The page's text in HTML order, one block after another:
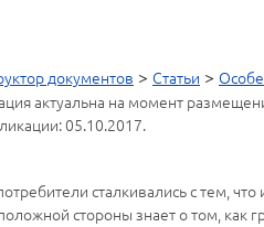
документов > Статьи >
актуальна на момент
05.10.2017.
сталкивались с тем,
стороны знает о том, как